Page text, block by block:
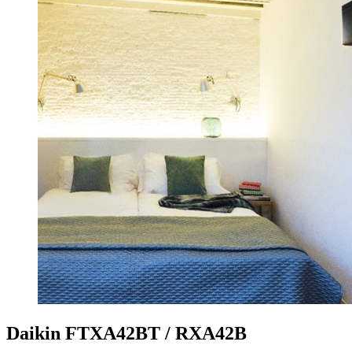
Daikin FTXA42BT / RXA42B